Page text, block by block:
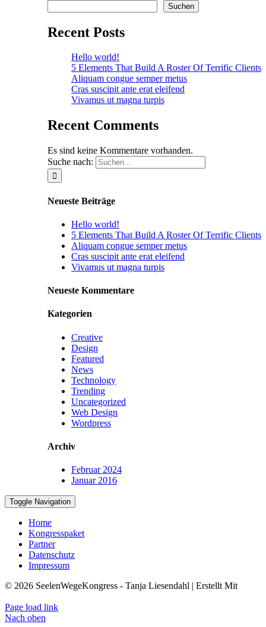
Suchen
Recent Posts
Hello world!
5 Elements That Build A Roster Of Terrific Clients
Aliquam congue semper metus
Cras suscipit ante erat eleifend
Vivamus ut magna turpis
Recent Comments
Es sind keine Kommentare vorhanden.
Suche nach:
Neueste Beiträge
Hello world!
5 Elements That Build A Roster Of Terrific Clients
Aliquam congue semper metus
Cras suscipit ante erat eleifend
Vivamus ut magna turpis
Neueste Kommentare
Kategorien
Creative
Design
Featured
News
Technology
Trending
Uncategorized
Web Design
Wordpress
Archiv
Februar 2024
Januar 2016
Toggle Navigation
Home
Kongresspaket
Partner
Datenschutz
Impressum
© 2026 SeelenWegeKongress - Tanja Liesendahl | Erstellt Mit
Page load link
Nach oben